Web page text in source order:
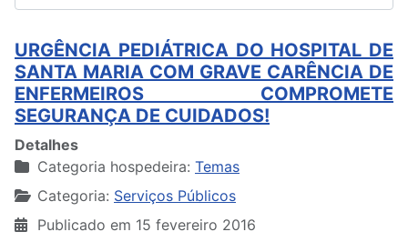
URGÊNCIA PEDIÁTRICA DO HOSPITAL DE
SANTA MARIA COM GRAVE CARÊNCIA DE
ENFERMEIROS COMPROMETE
SEGURANÇA DE CUIDADOS!
Detalhes
Categoria hospedeira: Temas
Categoria: Serviços Públicos
Publicado em 15 fevereiro 2016